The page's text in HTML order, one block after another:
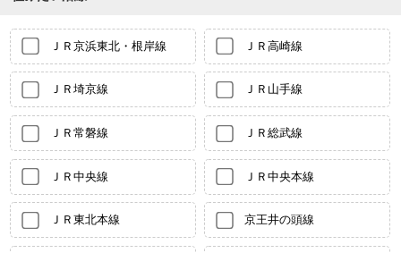
ＪＲ京浜東北・根岸線 ＪＲ高崎線
ＪＲ埼京線 ＪＲ山手線
ＪＲ常磐線 ＪＲ総武線
ＪＲ中央線 ＪＲ中央本線
ＪＲ東北本線 京王井の頭線